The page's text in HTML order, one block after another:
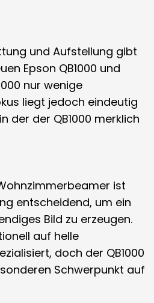
und Aufstellung gibt
Epson QB1000 und
nur wenige
liegt jedoch eindeutig
der der QB1000 merklich
ist
entscheidend, um ein
Bild zu erzeugen.
auf helle
doch der QB1000
Schwerpunkt auf